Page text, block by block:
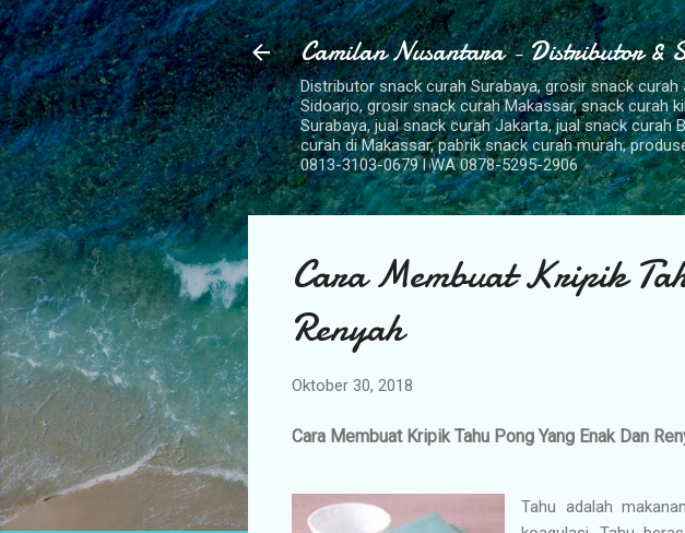
Camilan Nusantara - Distributor &
Distributor snack curah Surabaya, grosir snack
Sidoarjo, grosir snack curah Makassar, snack curah
Surabaya, jual snack curah Jakarta, jual snack
curah di Makassar, pabrik snack curah murah,
0813-3103-0679 l WA 0878-5295-2906
Cara Membuat Kripik
Renyah
Oktober 30, 2018
Cara Membuat Kripik Tahu Pong Yang Enak Dan
Tahu adalah